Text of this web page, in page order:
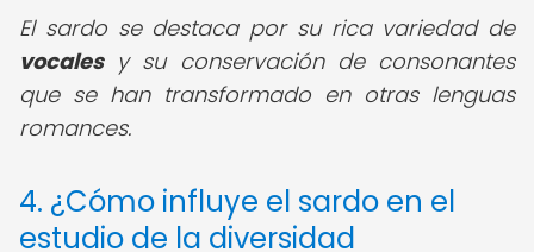
El sardo se destaca por su rica variedad de
vocalesy su conservación de consonantes
que se han transformado en otras lenguas
romances.
4. ¿Cómo influye el sardo en el
estudio de la diversidad